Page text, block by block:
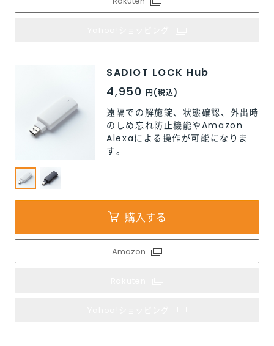
SADIOT LOCK Hub
4,950 円(税込)
遠隔での解施錠、状態確認、外出時
のしめ忘れ防止機能やAmazon
Alexaによる操作が可能になりま
す。
購入する
Amazon
SADIOT LOCK Hub
4,950 円(税込)
遠隔での解施錠、状態確認、外出時
のしめ忘れ防止機能やAmazon
Alexaによる操作が可能になりま
す。
Amazon